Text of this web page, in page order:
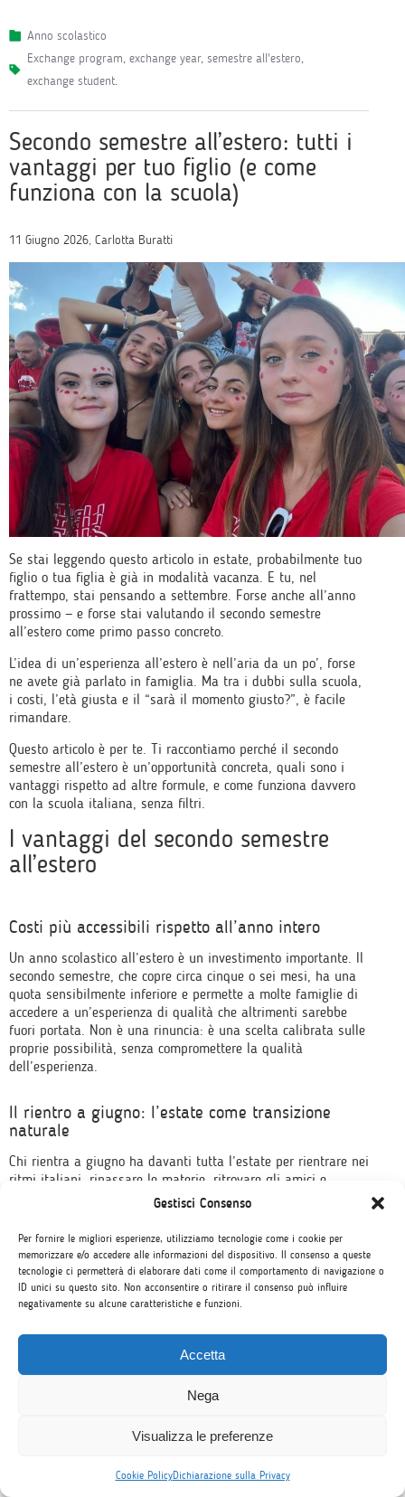
Gestisci Consenso
Per fornire le migliori esperienze, utilizziamo tecnologie come i cookie per
memorizzare e/o accedere alle informazioni del dispositivo. Il consenso a queste
tecnologie ci permetterà di elaborare dati come il comportamento di navigazione o
ID unici su questo sito. Non acconsentire o ritirare il consenso può influire
negativamente su alcune caratteristiche e funzioni.
Accetta
Nega
Visualizza le preferenze
Cookie PolicyDichiarazione sulla Privacy
Anno scolastico
exchange program, exchange year, semestre all'estero,
exchange student.
Secondo semestre all’estero: tutti i
vantaggi per tuo figlio (e come
funziona con la scuola)
11 Giugno 2026, Carlotta Buratti
Se stai leggendo questo articolo in estate, probabilmente tuo
figlio o tua figlia è già in modalità vacanza. E tu, nel
frattempo, stai pensando a settembre. Forse anche all’anno
prossimo — e forse stai valutando il secondo semestre
all’estero come primo passo concreto.
L’idea di un’esperienza all’estero è nell’aria da un po’, forse
ne avete già parlato in famiglia. Ma tra i dubbi sulla scuola,
i costi, l’età giusta e il “sarà il momento giusto?”, è facile
rimandare.
Questo articolo è per te. Ti raccontiamo perché il secondo
semestre all’estero è un’opportunità concreta, quali sono i
vantaggi rispetto ad altre formule, e come funziona davvero
con la scuola italiana, senza filtri.
I vantaggi del secondo semestre
all’estero
Costi più accessibili rispetto all’anno intero
Un anno scolastico all’estero è un investimento importante. Il
secondo semestre, che copre circa cinque o sei mesi, ha una
quota sensibilmente inferiore e permette a molte famiglie di
accedere a un’esperienza di qualità che altrimenti sarebbe
fuori portata. Non è una rinuncia: è una scelta calibrata sulle
proprie possibilità, senza compromettere la qualità
dell’esperienza.
Il rientro a giugno: l’estate come transizione
naturale
Chi rientra a giugno ha davanti tutta l’estate per rientrare nei
ritmi italiani, ripassare le materie, ritrovare gli amici e
arrivare a settembre riposato e pronto. È una transizione
Per molti genitori, e in realtà anche per gli studenti, il
pensiero di avere più tempo fa tutta la differenza.